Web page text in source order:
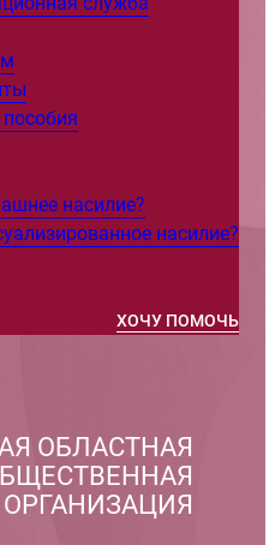
насилие?
насилие?
ХОЧУ ПОМОЧЬ
ОБЛАСТНАЯ
ОРГАНИЗАЦИЯ